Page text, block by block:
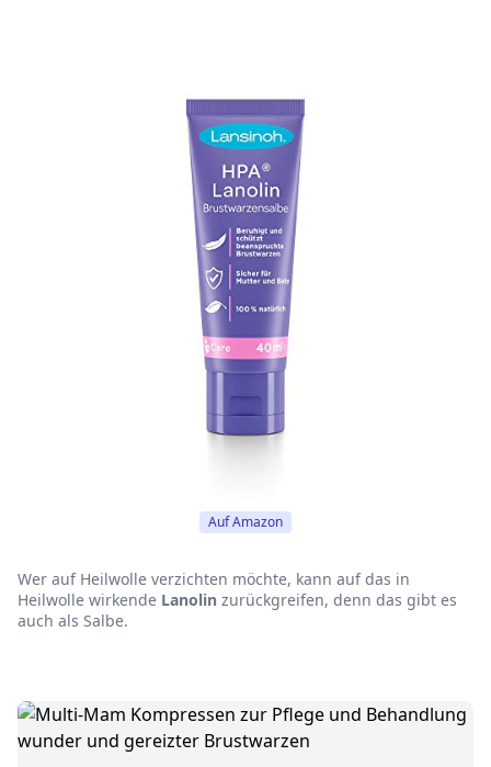
Wer auf Heilwolle verzichten möchte, kann auf das in
Heilwolle wirkende Lanolin zurückgreifen, denn das gibt es
auch als Salbe.
Auf Amazon